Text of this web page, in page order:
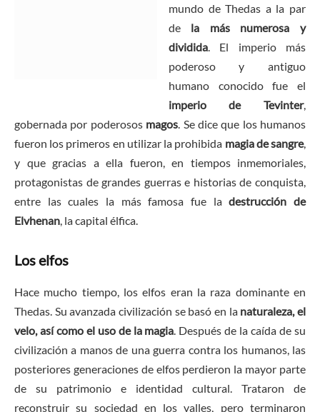
mundo de Thedas a la par
de la más numerosa y
dividida. El imperio más
poderoso y antiguo
humano conocido fue el
imperio de Tevinter,
gobernada por poderosos magos. Se dice que los humanos
fueron los primeros en utilizar la prohibida magia de sangre,
y que gracias a ella fueron, en tiempos inmemoriales,
protagonistas de grandes guerras e historias de conquista,
entre las cuales la más famosa fue ladestrucción de
Elvhenan, la capital élfica.
Los elfos
Hace mucho tiempo, los elfos eran la raza dominante en
Thedas. Su avanzada civilización se basó en la naturaleza, el
velo, así como el uso de la magia. Después de la caída de su
civilización a manos de una guerra contra los humanos, las
posteriores generaciones de elfos perdieron la mayor parte
de su patrimonio e identidad cultural. Trataron de
reconstruir su sociedad en los valles, pero terminaron